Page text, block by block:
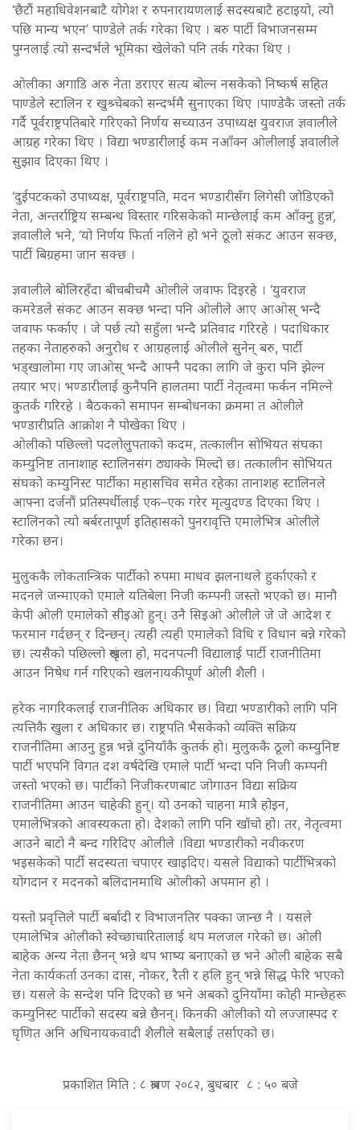
‘छैटौं महाधिवेशनबाटै योगेश र रुपनारायणलाई सदस्यबाटै हटाइयो, त्यो
पछि मान्य भएन’ पाण्डेले तर्क गरेका थिए । बरु पार्टी विभाजनसम्म
पुग्नलाई त्यो सन्दर्भले भूमिका खेलेको पनि तर्क गरेका थिए ।
ओलीका अगाडि अरु नेता डराएर सत्य बोल्न नसकेको निष्कर्ष सहित
पाण्डेले स्टालिन र खुश्र्चेबको सन्दर्भमै सुनाएका थिए ।पाण्डेकै जस्तो तर्क
गर्दै पूर्वराष्ट्रपतिबारे गरिएको निर्णय सच्याउन उपाध्यक्ष युवराज ज्ञवालीले
आग्रह गरेका थिए । विद्या भण्डारीलाई कम नआँक्न ओलीलाई ज्ञवालीले
सुझाव दिएका थिए ।
‘दुईपटकको उपाध्यक्ष, पूर्वराष्ट्रपति, मदन भण्डारीसँग लिगेसी जोडिएको
नेता, अन्तर्राष्ट्रिय सम्बन्ध विस्तार गरिसकेको मान्छेलाई कम आँक्नु हुन्न’,
ज्ञवालीले भने, ‘यो निर्णय फिर्ता नलिने हो भने ठूलो संकट आउन सक्छ,
पार्टी बिग्रहमा जान सक्छ ।
ज्ञवालीले बोलिरहँदा बीचबीचमै ओलीले जवाफ दिइरहे । ‘युवराज
कमरेडले संकट आउन सक्छ भन्दा पनि ओलीले आए आओस् भन्दै
जवाफ फर्काए । जे पर्छ त्यो सहुँला भन्दै प्रतिवाद गरिरहे । पदाधिकार
तहका नेताहरुको अनुरोध र आग्रहलाई ओलीले सुनेन् बरु, पार्टी
भड्खालोमा गए जाओस् भन्दै आफ्नै पदका लागि जे कुरा पनि झेल्न
तयार भए। भण्डारीलाई कुनैपनि हालतमा पार्टी नेतृत्वमा फर्कन नमिल्ने
कुतर्कं गरिरहे । बैठकको समापन सम्बोधनका क्रममा त ओलीले
भण्डारीप्रति आक्रोश नै पोखेका थिए ।
ओलीको पछिल्लो पदलोलुपताको कदम, तत्कालीन सोभियत संघका
कम्युनिष्ट तानाशाह स्टालिनसंग ठ्याक्के मिल्दो छ। तत्कालीन सोभियत
संघको कम्युनिस्ट पार्टीका महासचिव समेत रहेका तानाशह स्टालिनले
आफ्ना दर्जनौं प्रतिस्पर्धीलाई एक–एक गरेर मृत्युदण्ड दिएका थिए ।
स्टालिनको त्यो बर्बरतापूर्ण इतिहासको पुनरावृत्ति एमालेभित्र ओलीले
गरेका छन।
मुलुककै लोकतान्त्रिक पार्टीको रुपमा माधव झलनाथले हुर्काएको र
मदनले जन्माएको एमाले यतिबेला निजी कम्पनी जस्तो भएको छ। मानौ
केपी ओली एमालेको सीइओ हुन्। उनै सिइओ ओलीले जे जे आदेश र
फरमान गर्दछन् र दिन्छन्। त्यही त्यही एमालेको विधि र विधान बन्ने गरेको
छ। त्यसैको पछिल्लो श्रृंखला हो, मदनपत्नी विद्यालाई पार्टी राजनीतिमा
आउन निषेध गर्न गरिएको खलनायकीपूर्ण ओली शैली ।
हरेक नागरिकलाई राजनीतिक अधिकार छ। विद्या भण्डारीको लागि पनि
त्यत्तिकै खुला र अधिकार छ। राष्ट्रपति भैसकेको व्यक्ति सक्रिय
राजनीतिमा आउनु हुन्न भन्ने दुनियाँकै कुतर्क हो। मुलुककै ठूलो कम्युनिष्ट
पार्टी भएपनि विगत दश वर्षदेखि एमाले पार्टी भन्दा पनि निजी कम्पनी
जस्तो भएको छ। पार्टीको निजीकरणबाट जोगाउन विद्या सक्रिय
राजनीतिमा आउन चाहेकी हुन्। यो उनको चाहना मात्रै होइन,
एमालेभित्रको आवस्यकता हो। देशको लागि पनि खाँचो हो। तर, नेतृत्वमा
आउने बाटो नै बन्द गरिदिए ओलीले ।विद्या भण्डारीको नवीकरण
भइसकेको पार्टी सदस्यता चपाएर खाइदिए। यसले विद्याको पार्टीभित्रको
योगदान र मदनको बलिदानमाथि ओलीको अपमान हो ।
यस्तो प्रवृत्तिले पार्टी बर्बादी र विभाजनतिर पक्का जान्छ नै । यसले
एमालेभित्र ओलीको स्वेच्छाचारितालाई थप मलजल गरेको छ। ओली
बाहेक अन्य नेता छैनन् भन्ने थप भाष्य बनाएको छ भने ओली बाहेक सबै
नेता कार्यकर्ता उनका दास, नोकर, रैती र हलि हुन् भन्ने सिद्ध फेरि भएको
छ। यसले के सन्देश पनि दिएको छ भने अबको दुनियाँमा कोही मान्छेहरू
कम्युनिस्ट पार्टीको सदस्य बन्ने छैनन्। किनकी ओलीको यो लज्जास्पद र
घृणित अनि अधिनायकवादी शैलीले सबैलाई तर्साएको छ।
प्रकाशित मिति : ८ श्रावण २०८२, बुधबार ८ : ५० बजे